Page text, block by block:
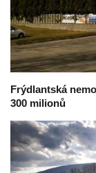
Frýdlantská
300 milionů